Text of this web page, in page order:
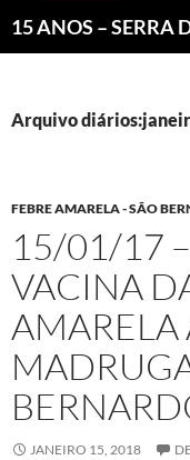
Arquivo
FEBRE AMARELA - SÃO
15/01/17
VACINA
AMARELA
JANEIRO 15, 2018